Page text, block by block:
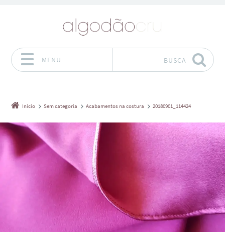
MENU BUSCA
Início Sem categoria Acabamentos na costura 20180901_114424